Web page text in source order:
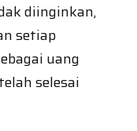
diinginkan,
setiap
uang
selesai